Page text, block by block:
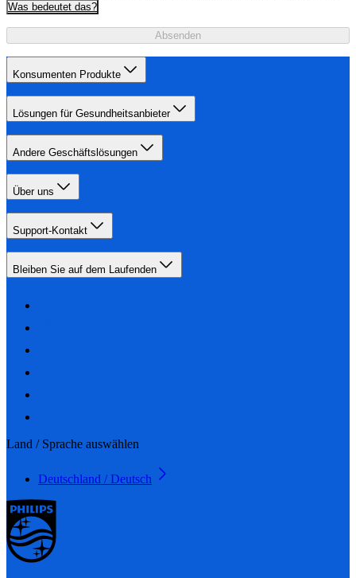
Was bedeutet das?
Absenden
Konsumenten Produkte
Lösungen für Gesundheitsanbieter
Andere Geschäftslösungen
Über uns
Support-Kontakt
Bleiben Sie auf dem Laufenden
Land / Sprache auswählen
Deutschland / Deutsch